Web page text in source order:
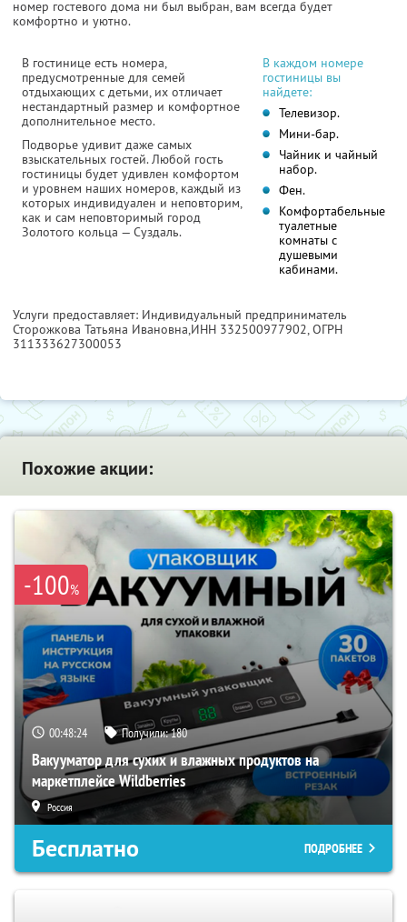
номер гостевого дома ни был выбран, вам всегда будет
комфортно и уютно.
В гостинице есть номера,
предусмотренные для семей
отдыхающих с детьми, их отличает
нестандартный размер и комфортное
дополнительное место.
Подворье удивит даже самых
взыскательных гостей. Любой гость
гостиницы будет удивлен комфортом
и уровнем наших номеров, каждый из
которых индивидуален и неповторим,
как и сам неповторимый город
Золотого кольца — Суздаль.
В каждом номере
гостиницы вы
найдете:
Телевизор.
Мини-бар.
Чайник и чайный
набор.
Фен.
Комфортабельные
туалетные
комнаты с
душевыми
кабинами.
Услуги предоставляет: Индивидуальный предприниматель
Сторожкова Татьяна Ивановна,ИНН 332500977902, ОГРН
311333627300053
Похожие акции:
-100%
00:48:23 Получили:180
Вакууматор для сухих и влажных продуктов на
маркетплейсе Wildberries
Россия
Бесплатно ПОДРОБНЕЕ